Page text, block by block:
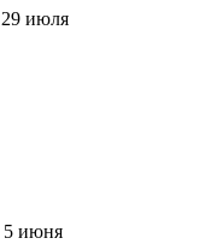
29 июля
5 июня